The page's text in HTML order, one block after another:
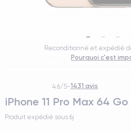
Reconditionné et expédié
Pourquoi c'est
4.6/5-1431 avis
iPhone 11 Pro Max 64 Go
Produit expédié sous 6j